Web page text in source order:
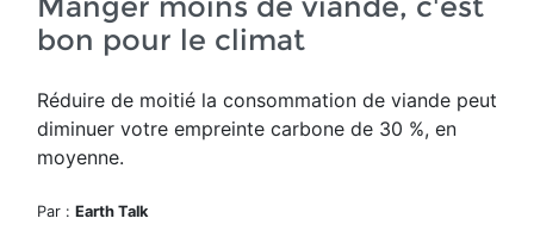
bon pour le climat
Réduire de moitié la consommation de viande peut
diminuer votre empreinte carbone de 30 %, en
moyenne.
Par : Earth Talk